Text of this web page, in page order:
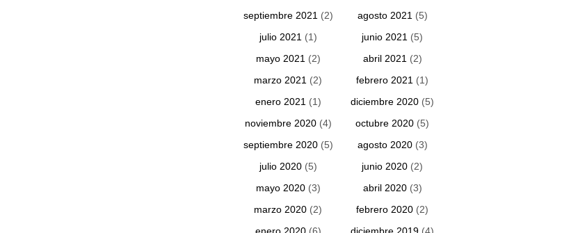
septiembre 2021 (2) agosto 2021 (5)
julio 2021 (1) junio 2021 (5)
mayo 2021 (2) abril 2021 (2)
marzo 2021 (2) febrero 2021 (1)
enero 2021 (1) diciembre 2020 (5)
noviembre 2020(4) octubre 2020 (5)
septiembre 2020(5) agosto 2020(3)
julio 2020(5) junio 2020 (2)
mayo 2020(3) abril 2020(3)
marzo 2020 (2) febrero 2020 (2)